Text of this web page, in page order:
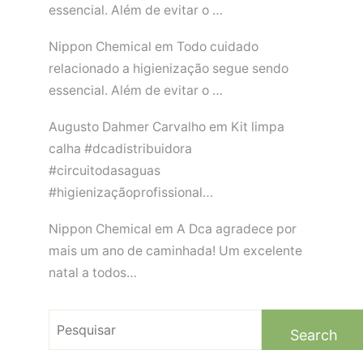
essencial. Além de evitar o …
Nippon Chemical em Todo cuidado
relacionado a higienização segue sendo
essencial. Além de evitar o …
Augusto Dahmer Carvalho em Kit limpa
calha #dcadistribuidora
#circuitodasaguas
#higienizaçãoprofissional…
Nippon Chemical em A Dca agradece por
mais um ano de caminhada! Um excelente
natal a todos…
Search
for: